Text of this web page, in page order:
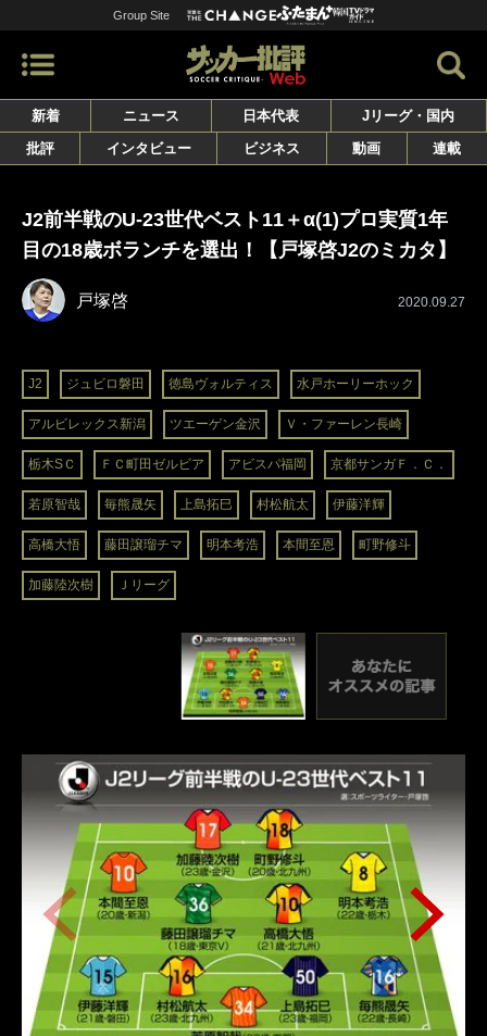
Group Site
新着 ニュース 日本代表
Jリーグ・国内
批評
インタビュー ビジネス 動画 連載
J2前半戦のU-23世代ベスト11＋α(1)プロ実質1年
目の18歳ボランチを選出！【戸塚啓J2のミカタ】
戸塚啓 2020.09.27
J2 ジュビロ磐田 徳島ヴォルティス 水戸ホーリーホック
アルビレックス新潟 ツエーゲン金沢 Ｖ・ファーレン長崎
栃木SＣ ＦＣ町田ゼルビア アビスパ福岡 京都サンガＦ．Ｃ．
若原智哉 毎熊晟矢 上島拓巳 村松航太 伊藤洋輝
高橋大悟 藤田譲瑠チマ 明本考浩 本間至恩 町野修斗
加藤陸次樹 Ｊリーグ